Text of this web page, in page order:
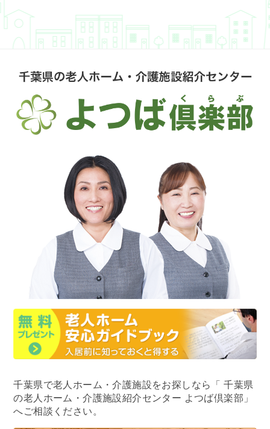
千葉県で老人ホーム・介護施設をお探しなら
「 千葉県
の老人ホーム・介護施設紹介センター よつば倶楽部」
へご相談ください。